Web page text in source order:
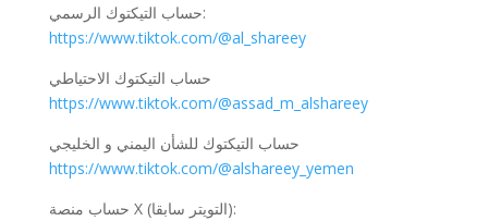
حساب التيكتوك الرسمي:
https://www.tiktok.com/@al_shareey
حساب التيكتوك الاحتياطي
https://www.tiktok.com/@assad_m_alshareey
حساب التيكتوك للشأن اليمني و الخليجي
https://www.tiktok.com/@alshareey_yemen
حساب منصة X (التويتر سابقا):